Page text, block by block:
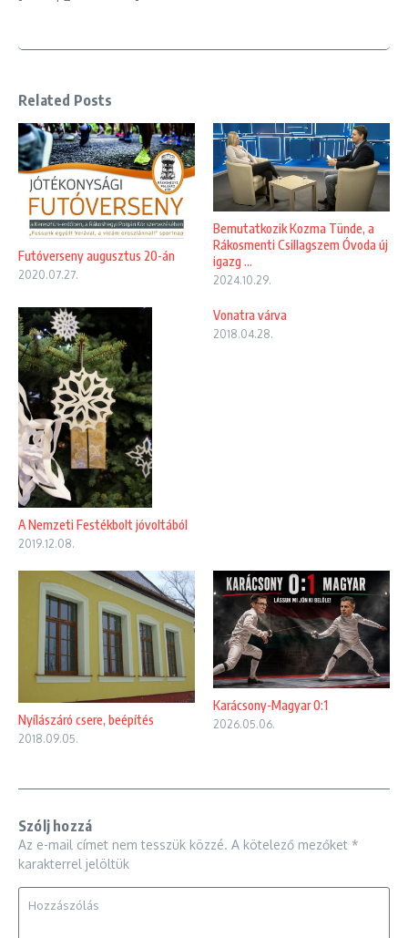
Related Posts
Futóverseny augusztus 20-án
2020.07.27.
Bemutatkozik Kozma Tünde, a
Rákosmenti Csillagszem Óvoda új
igazg ...
2024.10.29.
A Nemzeti Festékbolt jóvoltából
2019.12.08.
Vonatra várva
2018.04.28.
Nyílászáró csere, beépítés
2018.09.05.
Karácsony-Magyar 0:1
2026.05.06.
Szólj hozzá
Az e-mail címet nem tesszük közzé. A kötelező mezőket *
karakterrel jelöltük